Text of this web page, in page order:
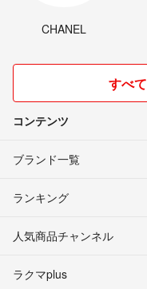
CHANEL
すべ
コンテンツ
ブランド一覧
ランキング
人気商品チャンネル
ラクマplus